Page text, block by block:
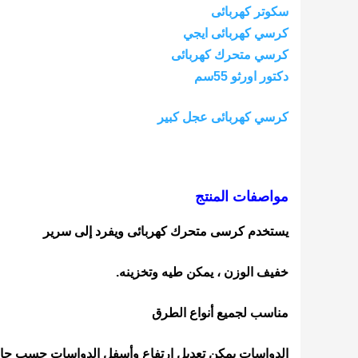
سكوتر كهربائى
كرسي كهربائى ايجي
كرسي متحرك كهربائى
دكتور اورثو 55سم
كرسي كهربائى عجل كبير
مواصفات المنتج
يستخدم كرسى متحرك كهربائى ويفرد إلى سرير
خفيف الوزن ، يمكن طيه وتخزينه.
مناسب لجميع أنواع الطرق
الدواسات يمكن تعديل ارتفاع وأسفل الدواسات حسب